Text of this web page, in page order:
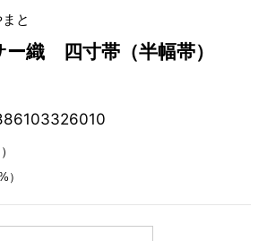
と
ー織 四寸帯（半幅帯）
）